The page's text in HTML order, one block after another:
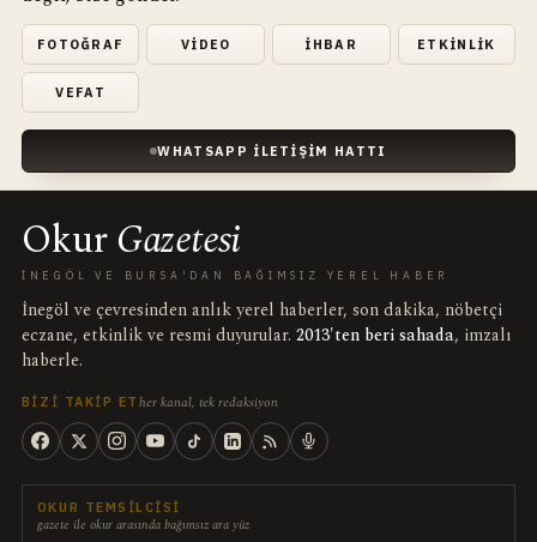
FOTOĞRAF VIDEO İHBAR ETKINLIK
VEFAT
WHATSAPP İLETIŞIM HATTI
OkurGazetesi
İNEGÖL VE BURSA'DAN BAĞIMSIZ YEREL HABER
İnegöl ve çevresinden anlık yerel haberler, son dakika, nöbetçi
eczane, etkinlik ve resmi duyurular. 2013'ten beri sahada, imzalı
haberle.
BIZI TAKIP ET her kanal, tek redaksiyon
OKUR TEMSILCISI
gazete ile okur arasında bağımsız ara yüz